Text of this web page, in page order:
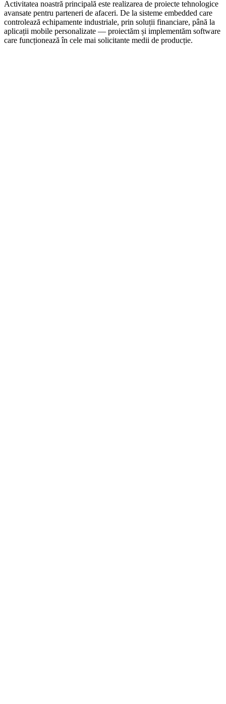
Activitatea noastră principală este realizarea de proiecte tehnologice
avansate pentru parteneri de afaceri. De la sisteme embedded care
controlează echipamente industriale, prin soluții financiare, până la
aplicații mobile personalizate — proiectăm și implementăm software
care funcționează în cele mai solicitante medii de producție.